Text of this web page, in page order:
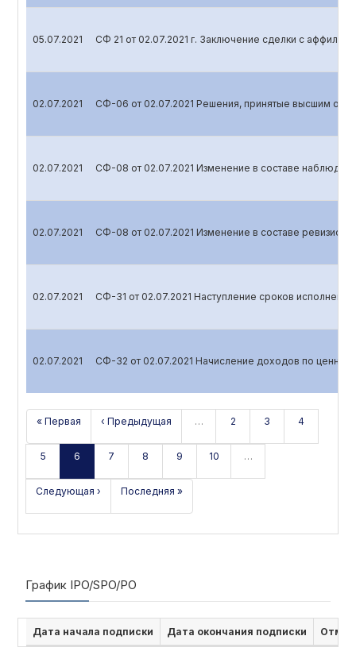
05.07.2021 СФ 21 от 02.07.2021 г. Заключение сделки с
02.07.2021 СФ-06 от 02.07.2021 Решения, принятые высшим
02.07.2021 СФ-08 от 02.07.2021 Изменение в составе
02.07.2021 СФ-08 от 02.07.2021 Изменение в составе
02.07.2021 СФ-31 от 02.07.2021 Наступление сроков
02.07.2021 СФ-32 от 02.07.2021 Начисление доходов по ценным
« Первая ‹ Предыдущая … 2 3 4
5 6 7 8 9 10 …
Следующая › Последняя »
График IPO/SPO/PO
Дата начала подписки Дата окончания подписки